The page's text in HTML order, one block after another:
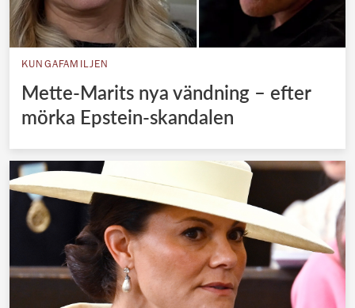
KUNGAFAMILJEN
Mette-Marits nya vändning – efter
mörka Epstein-skandalen